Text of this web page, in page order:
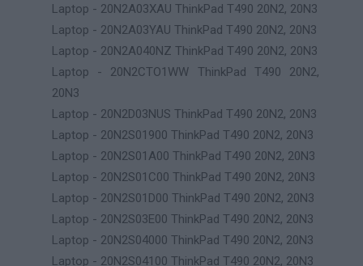
Laptop - 20N2A03XAU ThinkPad T490 20N2, 20N3
Laptop - 20N2A03YAU ThinkPad T490 20N2, 20N3
Laptop - 20N2A040NZ ThinkPad T490 20N2, 20N3
Laptop - 20N2CTO1WW ThinkPad T490 20N2,
20N3
Laptop - 20N2D03NUS ThinkPad T490 20N2, 20N3
Laptop - 20N2S01900 ThinkPad T490 20N2, 20N3
Laptop - 20N2S01A00 ThinkPad T490 20N2, 20N3
Laptop - 20N2S01C00 ThinkPad T490 20N2, 20N3
Laptop - 20N2S01D00 ThinkPad T490 20N2, 20N3
Laptop - 20N2S03E00 ThinkPad T490 20N2, 20N3
Laptop - 20N2S04000 ThinkPad T490 20N2, 20N3
Laptop - 20N2S04100 ThinkPad T490 20N2, 20N3